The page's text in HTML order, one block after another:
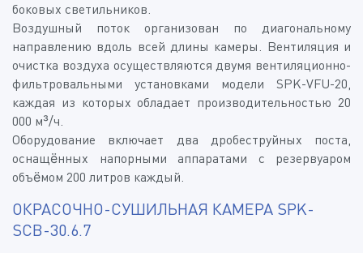
боковых светильников.
Воздушный поток организован по диагональному
направлению вдоль всей длины камеры. Вентиляция и
очистка воздуха осуществляются двумя вентиляционно-
фильтровальными установками модели SPK-VFU-20,
каждая из которых обладает производительностью 20
000 м³/ч.
Оборудование включает два дробеструйных поста,
оснащённых напорными аппаратами с резервуаром
объёмом 200 литров каждый.
ОКРАСОЧНО-СУШИЛЬНАЯ КАМЕРА SPK-
SCB-30.6.7